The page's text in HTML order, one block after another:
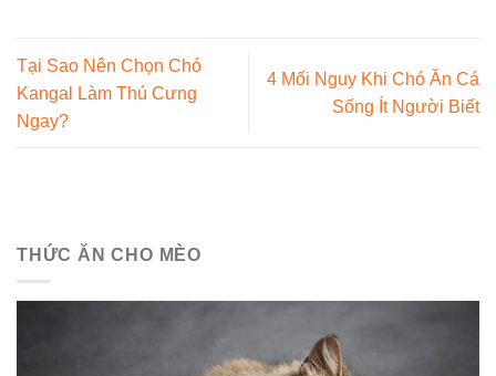
Tại Sao Nên Chọn Chó
Kangal Làm Thú Cưng
Ngay?
4 Mối Nguy Khi Chó Ăn Cá
Sống Ít Người Biết
THỨC ĂN CHO MÈO